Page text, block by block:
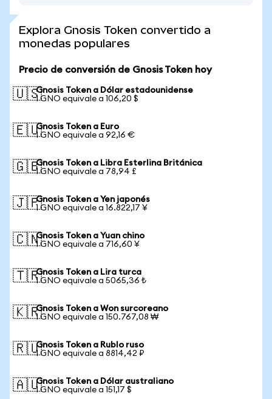
Explora Gnosis Token convertido a
monedas populares
Precio de conversión de Gnosis Token hoy
🇺🇸Gnosis Token a Dólar estadounidense
1 GNO equivale a 106,20 $
🇪🇺Gnosis Token a Euro
1 GNO equivale a 92,16 €
🇬🇧Gnosis Token a Libra Esterlina Británica
1 GNO equivale a 78,94 £
🇯🇵Gnosis Token a Yen japonés
1 GNO equivale a 16.822,17 ¥
🇨🇳Gnosis Token a Yuan chino
1 GNO equivale a 716,60 ¥
🇹🇷Gnosis Token a Lira turca
1 GNO equivale a 5065,36 ₺
🇰🇷Gnosis Token a Won surcoreano
1 GNO equivale a 150.767,08 ₩
🇷🇺Gnosis Token a Rublo ruso
1 GNO equivale a 8814,42 ₽
🇦🇺Gnosis Token a Dólar australiano
1 GNO equivale a 151,17 $